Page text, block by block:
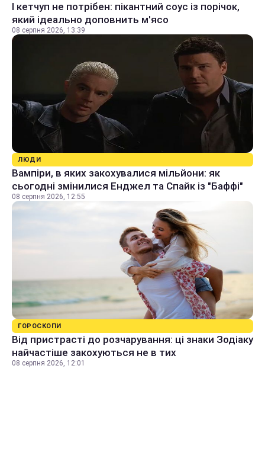
І кетчуп не потрібен: пікантний соус із порічок,
який ідеально доповнить м'ясо
08 серпня 2026, 13:39
ЛЮДИ
Вампіри, в яких закохувалися мільйони: як
сьогодні змінилися Енджел та Спайк із "Баффі"
08 серпня 2026, 12:55
ГОРОСКОПИ
Від пристрасті до розчарування: ці знаки Зодіаку
найчастіше закохуються не в тих
08 серпня 2026, 12:01